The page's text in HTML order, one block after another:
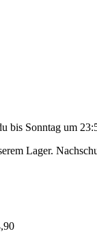
bis Sonntag um
Lager.